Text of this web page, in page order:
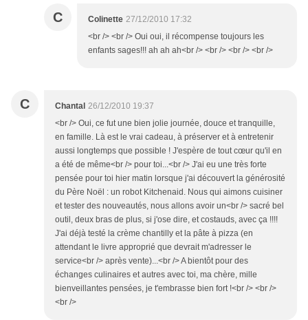
C Colinette 27/12/2010 17:32
<br /> <br /> Oui oui, il récompense toujours les
enfants sages!!! ah ah ah<br /> <br /> <br /> <br />
C Chantal 26/12/2010 19:37
<br /> Oui, ce fut une bien jolie journée, douce et tranquille,
en famille. Là est le vrai cadeau, à préserver et à entretenir
aussi longtemps que possible ! J'espère de tout cœur qu'il en
a été de même<br /> pour toi...<br /> J'ai eu une très forte
pensée pour toi hier matin lorsque j'ai découvert la générosité
du Père Noël : un robot Kitchenaid. Nous qui aimons cuisiner
et tester des nouveautés, nous allons avoir un<br /> sacré bel
outil, deux bras de plus, si j'ose dire, et costauds, avec ça !!!!
J'ai déjà testé la crème chantilly et la pâte à pizza (en
attendant le livre approprié que devrait m'adresser le
service<br /> après vente)...<br /> A bientôt pour des
échanges culinaires et autres avec toi, ma chère, mille
bienveillantes pensées, je t'embrasse bien fort !<br /> <br />
<br />